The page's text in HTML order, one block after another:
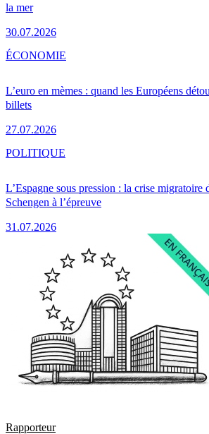
la mer
30.07.2026
L’euro en mèmes : quand les Européens
billets
27.07.2026
ÉCONOMIE
L’Espagne sous pression : la crise migratoire
Schengen à l’épreuve
31.07.2026
POLITIQUE
Rapporteur